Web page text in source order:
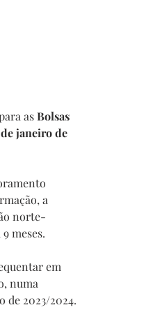
as Bolsas
janeiro de
a
norte-
meses.
em
numa
de 2023/2024.